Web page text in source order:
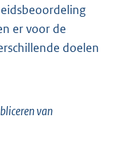
er voor de
doelen
van